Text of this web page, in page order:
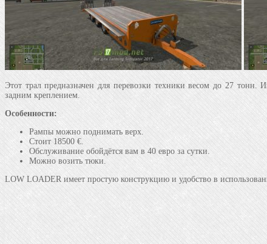
Этот трал предназначен для перевозки техники весом до 27 тонн.
задним креплением.
Особенности:
Рампы можно поднимать верх.
Стоит 18500 €.
Обслуживание обойдётся вам в 40 евро за сутки.
Можно возить тюки.
LOW LOADER имеет простую конструкцию и удобство в